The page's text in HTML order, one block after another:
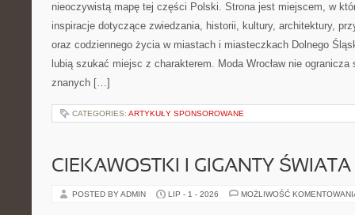
nieoczywistą mapę tej części Polski. Strona jest miejscem, w
inspiracje dotyczące zwiedzania, historii, kultury, architektury,
oraz codziennego życia w miastach i miasteczkach Dolnego
lubią szukać miejsc z charakterem. Moda Wrocław nie ogranicza
znanych […]
CATEGORIES: ARTYKUŁY SPONSOROWANE
CIEKAWOSTKI I GIGANTY ŚWIATA
POSTED BY ADMIN LIP - 1 - 2026 MOŻLIWOŚĆ